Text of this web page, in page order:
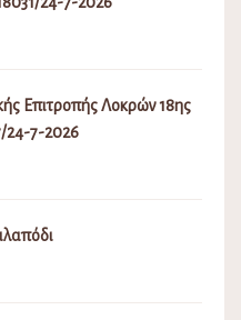
Επιτροπής Λοκρών 18ης
24-7-2026